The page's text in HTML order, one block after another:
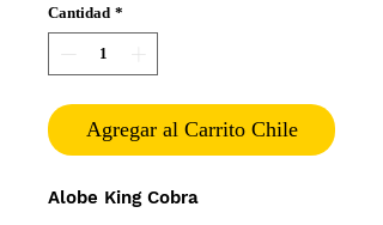
Cantidad *
Agregar al Carrito Chile
​Alobe King Cobra